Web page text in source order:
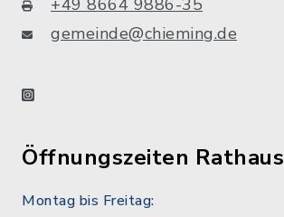
+49 8664 9886-35
gemeinde@chieming.de
instagram
Öffnungszeiten Rathaus
Montag bis Freitag: